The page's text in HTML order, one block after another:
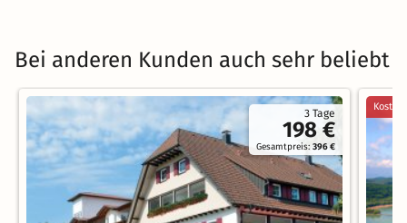
Bei anderen Kunden auch sehr beliebt
3 Tage
198 €
Gesamtpreis:396 €